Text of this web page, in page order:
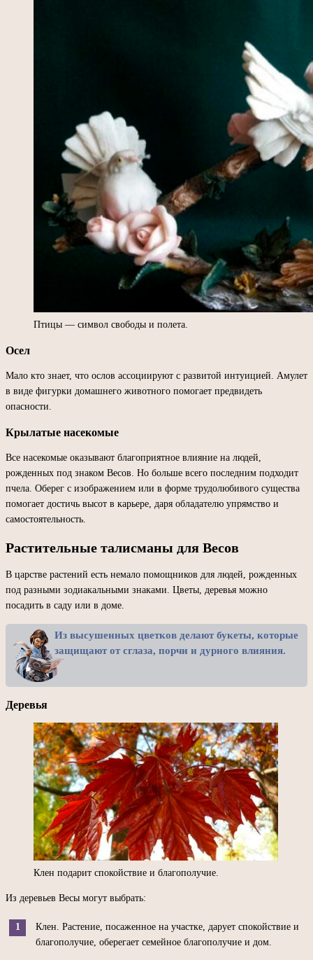
Птицы — символ свободы и полета.
Осел
Мало кто знает, что ослов ассоциируют с развитой интуицией. Амулет
в виде фигурки домашнего животного помогает предвидеть
опасности.
Крылатые насекомые
Все насекомые оказывают благоприятное влияние на людей,
рожденных под знаком Весов. Но больше всего последним подходит
пчела. Оберег с изображением или в форме трудолюбивого существа
помогает достичь высот в карьере, даря обладателю упрямство и
самостоятельность.
Растительные талисманы для Весов
В царстве растений есть немало помощников для людей, рожденных
под разными зодиакальными знаками. Цветы, деревья можно
посадить в саду или в доме.
Из высушенных цветков делают букеты, которые
защищают от сглаза, порчи и дурного влияния.
Деревья
Клен подарит спокойствие и благополучие.
Из деревьев Весы могут выбрать:
Клен. Растение, посаженное на участке, дарует спокойствие и
благополучие, оберегает семейное благополучие и дом.